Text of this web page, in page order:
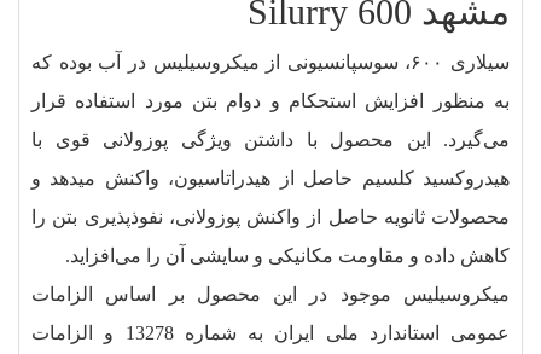
مشهد Silurry 600
سیلاری ۶۰۰، سوسپانسیونی از میکروسیلیس در آب بوده که
به منظور افزایش استحکام و دوام بتن مورد استفاده قرار
می‌گیرد. این محصول با داشتن ویژگی پوزولانی قوی با
هیدروکسید کلسیم حاصل از هیدراتاسیون، واکنش می‏دهد و
محصولات ثانویه حاصل از واکنش پوزولانی، نفوذپذیری بتن را
کاهش داده و مقاومت مکانیکی و سایشی آن را می‌افزاید.
میکروسیلیس موجود در این محصول بر اساس الزامات
عمومی استاندارد ملی ایران به شماره 13278 و الزامات